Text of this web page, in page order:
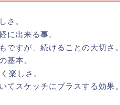
さ。
に出来る事。
ですが、続けることの大切さ。
基本。
楽しさ。
てスケッチにプラスする効果。